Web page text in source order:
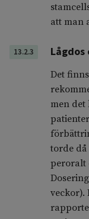
att man
13.2.3
Det
men det
torde då
peroralt
veckor).